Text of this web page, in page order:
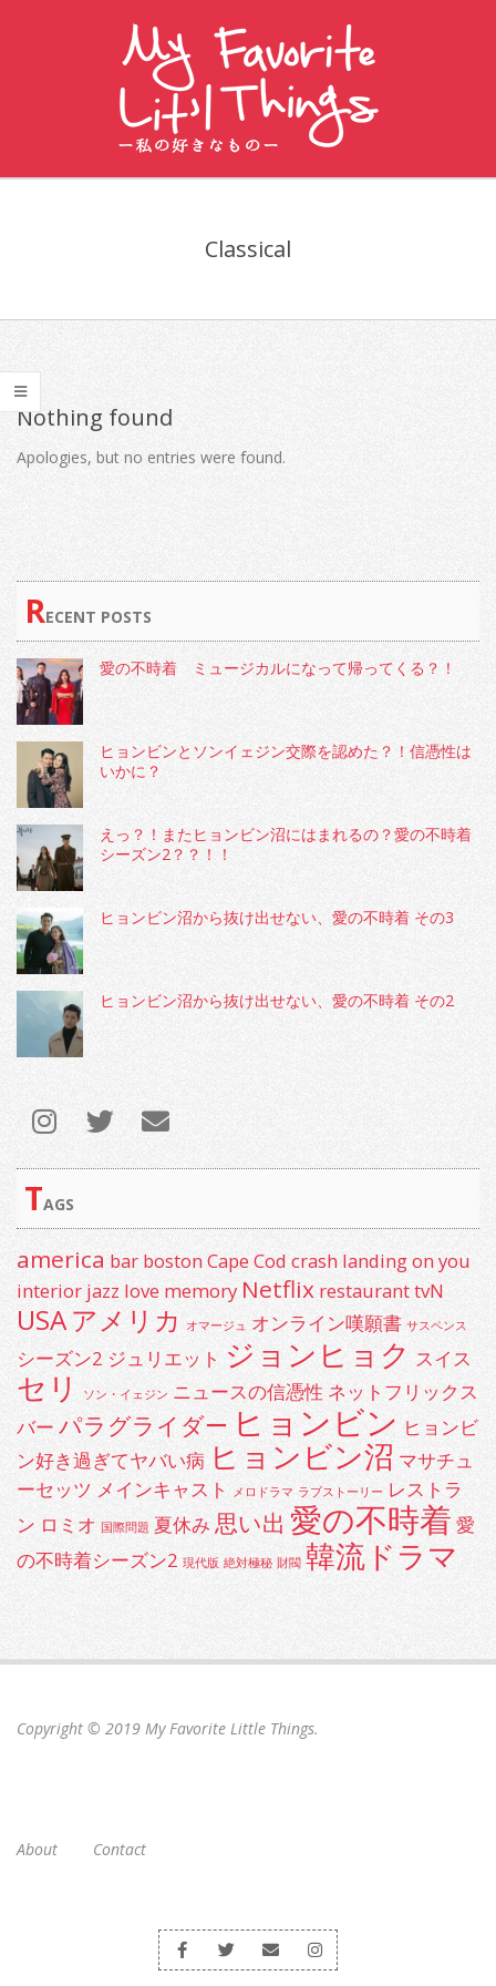
私
な
も
の
〜
LIT'L
THINGS〜
Classical
Nothing found
Apologies, but no entries were found.
RECENT POSTS
愛の不時着 ミュージカルになって帰ってくる？！
ヒョンビンとソンイェジン交際を認めた？！信憑性は
いかに？
えっ？！またヒョンビン沼にはまれるの？愛の不時着
シーズン2？？！！
ヒョンビン沼から抜け出せない、愛の不時着 その3
ヒョンビン沼から抜け出せない、愛の不時着 その2
TAGS
america bar bostonCape Cod crash landing on you
interior jazz love memory Netflix restauranttvN
USAアメリカ オマージュ オンライン嘆願書 サスペンス
シーズン2 ジュリエット ジョンヒョク スイス
セリ ソン・イェジン ニュースの信憑性 ネットフリックス
バー パラグライダー ヒョンビン ヒョンビ
ン好き過ぎてヤバい病 ヒョンビン沼 マサチュ
ーセッツ メインキャスト メロドラマ ラブストーリー レストラ
ン ロミオ 国際問題 夏休み 思い出 愛の不時着 愛
の不時着シーズン2 現代版 絶対極秘 財閥 韓流ドラマ
Copyright © 2019 My Favorite Little Things.
About Contact